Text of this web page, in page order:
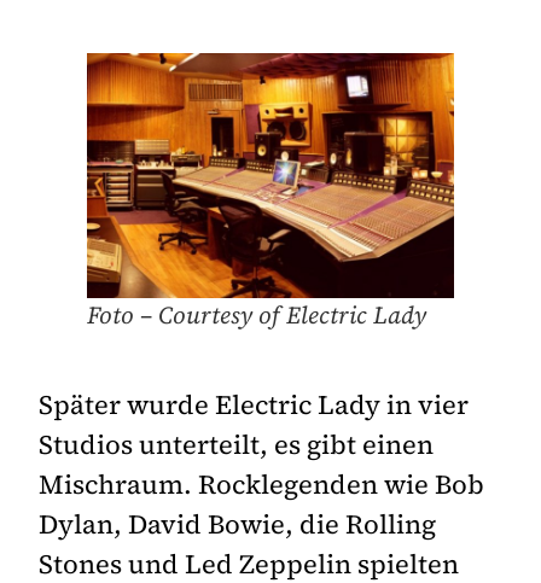
Foto – Courtesy of Electric Lady
Später wurde Electric Lady in vier
Studios unterteilt, es gibt einen
Mischraum. Rocklegenden wie Bob
Dylan, David Bowie, die Rolling
Stones und Led Zeppelin spielten